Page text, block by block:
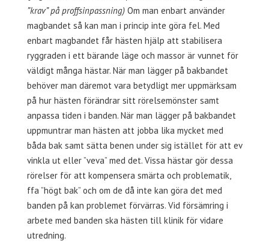
”krav” på proffsinpassning)Om man enbart använder
magbandet så kan man i princip inte göra fel. Med
enbart magbandet får hästen hjälp att stabilisera
ryggraden i ett bärande läge och massor är vunnet för
väldigt många hästar. När man lägger på bakbandet
behöver man däremot vara betydligt mer uppmärksam
på hur hästen förändrar sitt rörelsemönster samt
anpassa tiden i banden. När man lägger på bakbandet
uppmuntrar man hästen att jobba lika mycket med
båda bak samt sätta benen under sig istället för att ev
vinkla ut eller ”veva” med det. Vissa hästar gör dessa
rörelser för att kompensera smärta och problematik,
ffa ”högt bak” och om de då inte kan göra det med
banden på kan problemet förvärras. Vid försämring i
arbete med banden ska hästen till klinik för vidare
utredning.